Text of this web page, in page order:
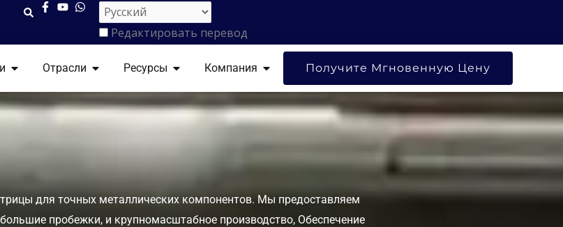
Редактировать перевод
ОТКРЫТЬ УСЛУГИ
Отрасли ОТКРЫТЬ ОТРАСЛИ
Ресурсы ОТКРЫТЬ РЕСУРСЫ
Компания ОТКРЫТЬ КОМПАНИЯ
Получите Мгновенную Цену
для точных металлических компонентов. Мы предоставляем
пробежки, и крупномасштабное производство, Обеспечение